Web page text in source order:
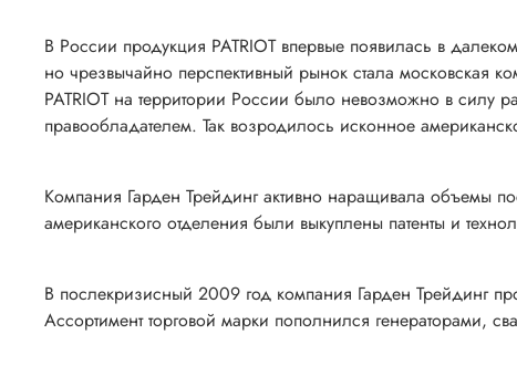
В России продукция PATRIOT впервые появилась в
но чрезвычайно перспективный рынок стала московская
PATRIOT на территории России было невозможно в силу
правообладателем. Так возродилось исконное
Компания Гарден Трейдинг активно наращивала объемы
американского отделения были выкуплены патенты и
В послекризисный 2009 год компания Гарден Трейдинг
Ассортимент торговой марки пополнился генераторами,